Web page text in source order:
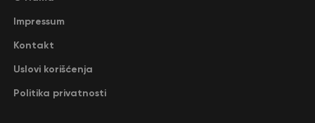
Impressum
Kontakt
Uslovi korišćenja
Politika privatnosti